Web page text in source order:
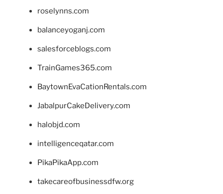
roselynns.com
balanceyoganj.com
salesforceblogs.com
TrainGames365.com
BaytownEvaCationRentals.com
JabalpurCakeDelivery.com
halobjd.com
intelligenceqatar.com
PikaPikaApp.com
takecareofbusinessdfw.org